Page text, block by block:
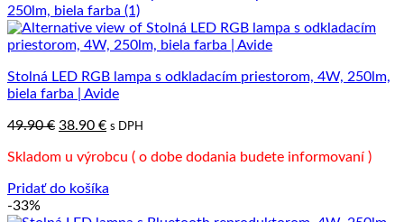
Stolná LED RGB lampa s odkladacím priestorom, 4W, 250lm,
biela farba | Avide
49.90€ Pôvodná
bola:
38.90 €Aktuálna
je:
s DPH
Skladom u výrobcu ( o dobe dodania budete informovaní )
Pridať do košíka
-33%